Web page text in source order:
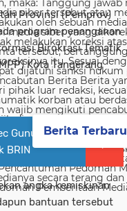
Provinsi (Pemprov)
program penanganan
Birokrasi Tematik
Kota Tangerang
Gunung
BRIN
angka kemiskinan
bantuan tersebut
Berita Terbaru